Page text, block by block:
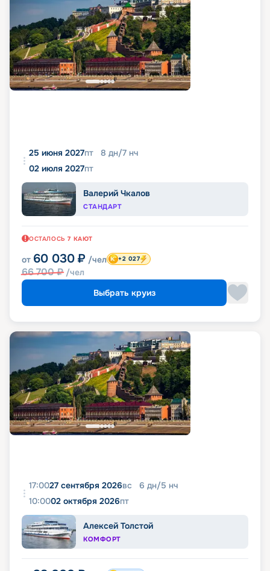
25 июня 2027пт 8 дн/7 нч
02 июля 2027пт
Валерий Чкалов
СТАНДАРТ
ОСТАЛОСЬ 7 КАЮТ
от 60 030 ₽ /чел
66 700₽ /чел
+2 027
Выбрать круиз
17:0027 сентября 2026вс 6 дн/5 нч
10:0002 октября 2026пт
Алексей Толстой
КОМФОРТ